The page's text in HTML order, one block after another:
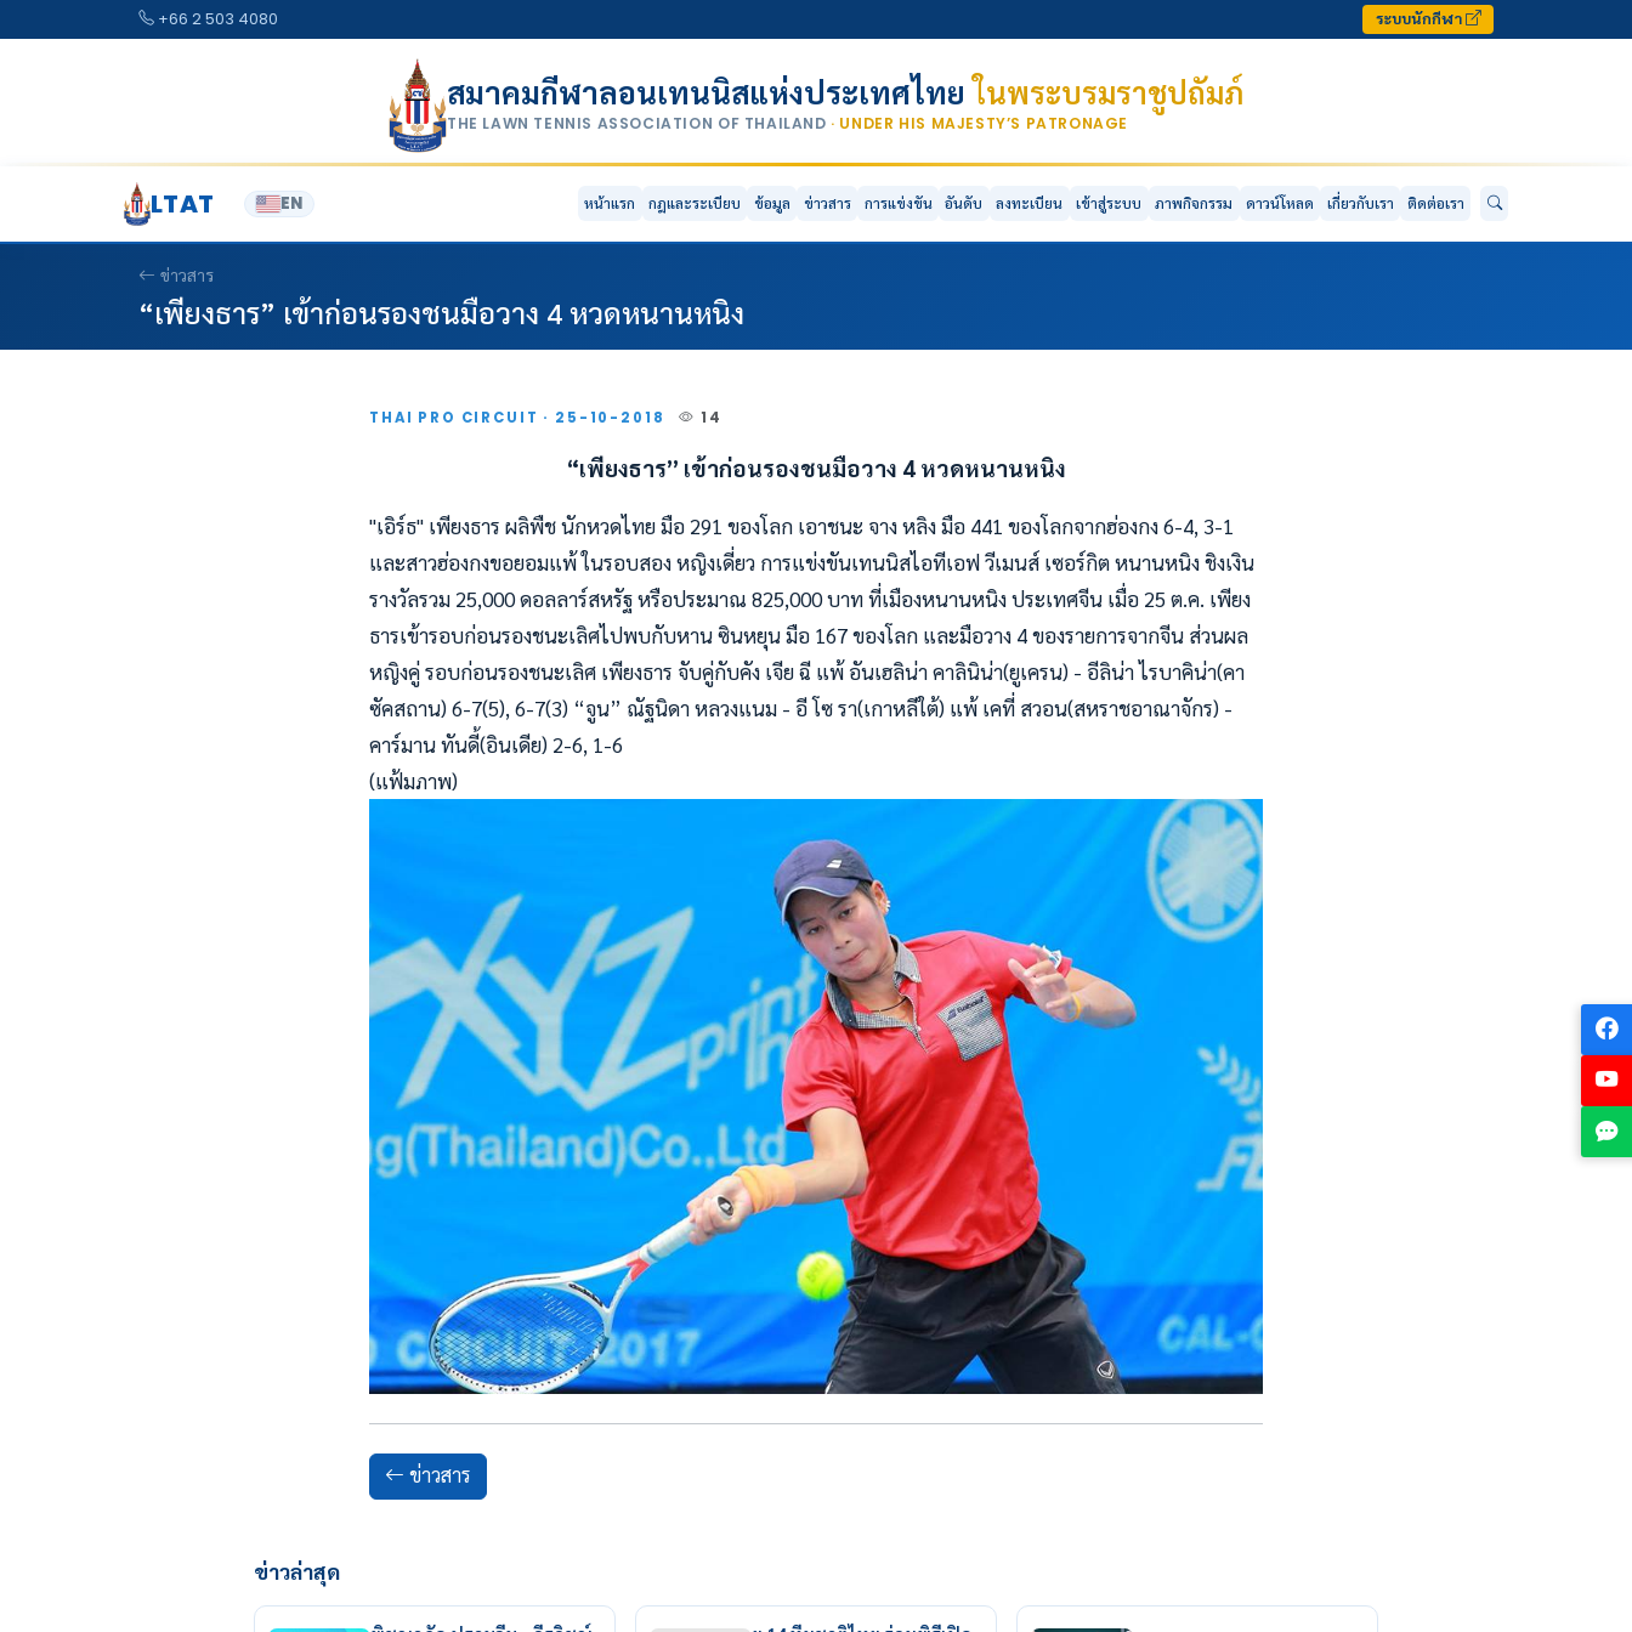
+66 2 503 4080 ระบบนักกีฬา
สมาคมกีฬาลอนเทนนิสแห่งประเทศไทยในพระบรมราชูปถัมภ์
THE LAWN TENNIS ASSOCIATION OF THAILAND · UNDER HIS MAJESTY’S PATRONAGE
LTAT EN หน้าแรก กฎและระเบียบ ข้อมูล ข่าวสาร การแข่งขัน อันดับ ลงทะเบียน เข้าสู่ระบบ ภาพกิจกรรม ดาวน์โหลด เกี่ยวกับเรา ติดต่อเรา
ข่าวสาร
“เพียงธาร” เข้าก่อนรองชนมือวาง 4 หวดหนานหนิง
THAI PRO CIRCUIT · 25-10-2018 14
“เพียงธาร” เข้าก่อนรองชนมือวาง 4 หวดหนานหนิง
"เอิร์ธ" เพียงธาร ผลิพืช นักหวดไทย มือ 291 ของโลก เอาชนะ จาง หลิง มือ 441 ของโลกจากฮ่องกง 6-4, 3-1
และสาวฮ่องกงขอยอมแพ้ ในรอบสอง หญิงเดี่ยว การแข่งขันเทนนิสไอทีเอฟ วีเมนส์ เซอร์กิต หนานหนิง ชิงเงิน
รางวัลรวม 25,000 ดอลลาร์สหรัฐ หรือประมาณ 825,000 บาท ที่เมืองหนานหนิง ประเทศจีน เมื่อ 25 ต.ค. เพียง
ธารเข้ารอบก่อนรองชนะเลิศไปพบกับหาน ซินหยุน มือ 167 ของโลก และมือวาง 4 ของรายการจากจีน ส่วนผล
หญิงคู่ รอบก่อนรองชนะเลิศ เพียงธาร จับคู่กับคัง เจีย ฉี แพ้ อันเฮลิน่า คาลินิน่า(ยูเครน) - อีลิน่า ไรบาคิน่า(คา
ซัคสถาน) 6-7(5), 6-7(3) “จูน” ณัฐนิดา หลวงแนม - อี โซ รา(เกาหลีใต้) แพ้ เคที่ สวอน(สหราชอาณาจักร) -
คาร์มาน ทันดี้(อินเดีย) 2-6, 1-6
(แฟ้มภาพ)
ข่าวสาร
ข่าวล่าสุด